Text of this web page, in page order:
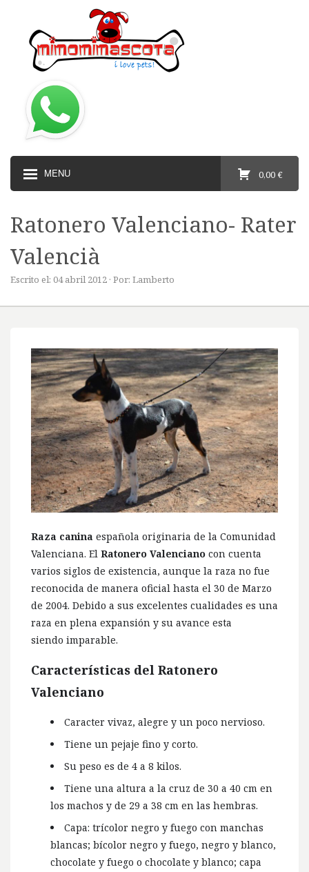
MENU 0,00 €
Ratonero Valenciano- Rater
Valencià
Escrito el: 04 abril 2012 · Por: Lamberto
Raza canina española originaria de la Comunidad
Valenciana. El Ratonero Valenciano con cuenta
varios siglos de existencia, aunque la raza no fue
reconocida de manera oficial hasta el 30 de Marzo
de 2004. Debido a sus excelentes cualidades es una
raza en plena expansión y su avance esta
siendo imparable.
Características del Ratonero
Valenciano
Caracter vivaz, alegre y un poco nervioso.
Tiene un pejaje fino y corto.
Su peso es de 4 a 8 kilos.
Tiene una altura a la cruz de 30 a 40 cm en
los machos y de 29 a 38 cm en las hembras.
Capa: trícolor negro y fuego con manchas
blancas; bícolor negro y fuego, negro y blanco,
chocolate y fuego o chocolate y blanco; capa